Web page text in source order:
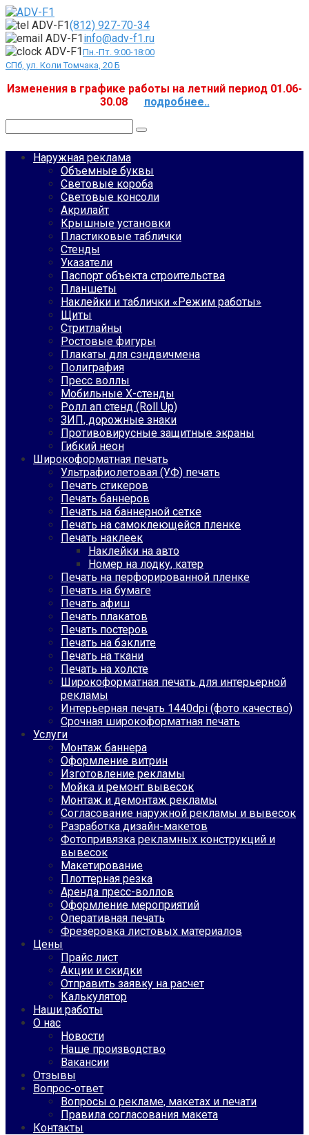
Перейти
к
контенту
(812) 927-70-34
info@adv-f1.ru
Пн.-Пт. 9:00-18:00
СПб, ул. Коли Томчака, 20 Б
Изменения в графике работы на летний период 01.06-
30.08 подробнее..
Наружная реклама
Объемные буквы
Световые короба
Световые консоли
Акрилайт
Крышные установки
Пластиковые таблички
Стенды
Указатели
Паспорт объекта строительства
Планшеты
Наклейки и таблички «Режим работы»
Щиты
Стритлайны
Ростовые фигуры
Плакаты для сэндвичмена
Полиграфия
Пресс воллы
Мобильные Х-стенды
Ролл ап стенд (Roll Up)
ЗИП, дорожные знаки
Противовирусные защитные экраны
Гибкий неон
Широкоформатная печать
Ультрафиолетовая (УФ) печать
Печать стикеров
Печать баннеров
Печать на баннерной сетке
Печать на самоклеющейся пленке
Печать наклеек
Наклейки на авто
Номер на лодку, катер
Печать на перфорированной пленке
Печать на бумаге
Печать афиш
Печать плакатов
Печать постеров
Печать на бэклите
Печать на ткани
Печать на холсте
Широкоформатная печать для интерьерной
рекламы
Интерьерная печать 1440dpi (фото качество)
Срочная широкоформатная печать
Услуги
Монтаж баннера
Оформление витрин
Изготовление рекламы
Мойка и ремонт вывесок
Монтаж и демонтаж рекламы
Согласование наружной рекламы и вывесок
Разработка дизайн-макетов
Фотопривязка рекламных конструкций и
вывесок
Макетирование
Плоттерная резка
Аренда пресс-воллов
Оформление мероприятий
Оперативная печать
Фрезеровка листовых материалов
Цены
Прайс лист
Акции и скидки
Отправить заявку на расчет
Калькулятор
Наши работы
О нас
Новости
Наше производство
Вакансии
Отзывы
Вопрос-ответ
Вопросы о рекламе, макетах и печати
Правила согласования макета
Контакты